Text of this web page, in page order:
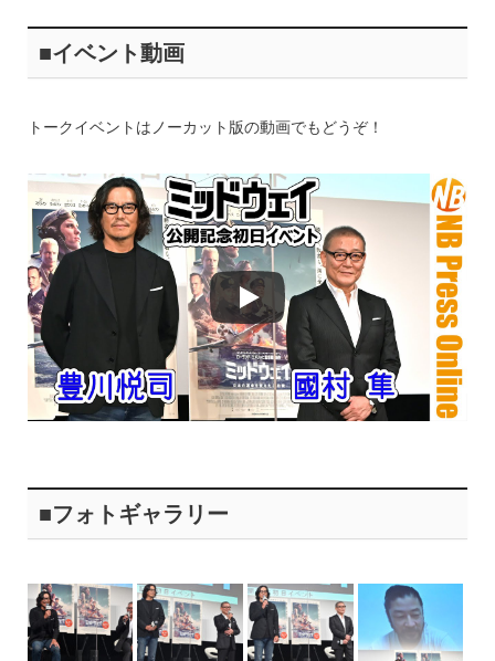
■イベント動画
トークイベントはノーカット版の動画でもどうぞ！
■フォトギャラリー